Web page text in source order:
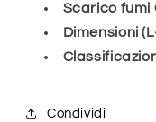
Scarico fumi
Dimensioni
Condividi